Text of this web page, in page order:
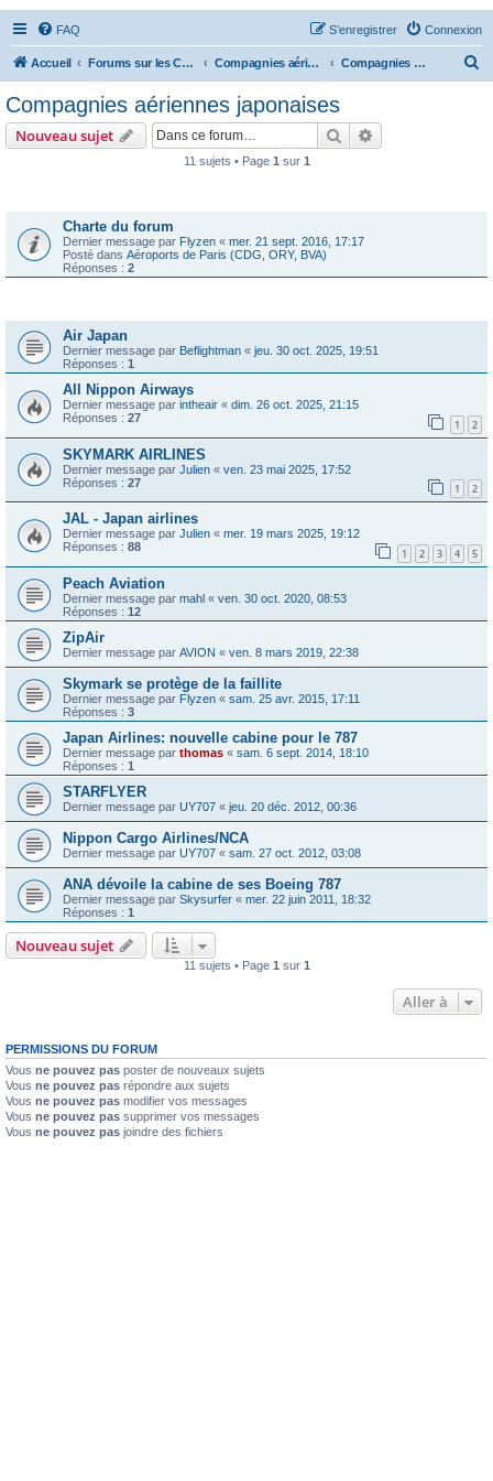
FAQ Connexion
S’enregistrer
Accueil Forums sur les Compagnies Aériennes Compagnies aériennes d'Asie et d'Océanie Compagnies aériennes japonaises
Compagnies aériennes japonaises
Nouveau sujet Rechercher
11 sujets • Page 1 sur 1
Charte du forum
Dernier message par Flyzen « mer. 21 sept. 2016, 17:17
Posté dans Aéroports de Paris (CDG, ORY, BVA)
Réponses : 2
Air Japan
Dernier message par Beflightman « jeu. 30 oct. 2025, 19:51
Réponses : 1
All Nippon Airways
Dernier message par intheair « dim. 26 oct. 2025, 21:15
Réponses : 27 1 2
SKYMARK AIRLINES
Dernier message par Julien « ven. 23 mai 2025, 17:52
Réponses : 27 1 2
JAL - Japan airlines
Dernier message par Julien « mer. 19 mars 2025, 19:12
Réponses : 88 1 2 3 4 5
Peach Aviation
Dernier message par mahl « ven. 30 oct. 2020, 08:53
Réponses : 12
ZipAir
Dernier message par AVION « ven. 8 mars 2019, 22:38
Skymark se protège de la faillite
Dernier message par Flyzen « sam. 25 avr. 2015, 17:11
Réponses : 3
Japan Airlines: nouvelle cabine pour le 787
Dernier message par thomas « sam. 6 sept. 2014, 18:10
Réponses : 1
STARFLYER
Dernier message par UY707 « jeu. 20 déc. 2012, 00:36
Nippon Cargo Airlines/NCA
Dernier message par UY707 « sam. 27 oct. 2012, 03:08
ANA dévoile la cabine de ses Boeing 787
Dernier message par Skysurfer « mer. 22 juin 2011, 18:32
Réponses : 1
Nouveau sujet
11 sujets • Page 1 sur 1
Aller à
PERMISSIONS DU FORUM
Vous ne pouvez pas poster de nouveaux sujets
Vous ne pouvez pas répondre aux sujets
Vous ne pouvez pas modifier vos messages
Vous ne pouvez pas supprimer vos messages
Vous ne pouvez pas joindre des fichiers